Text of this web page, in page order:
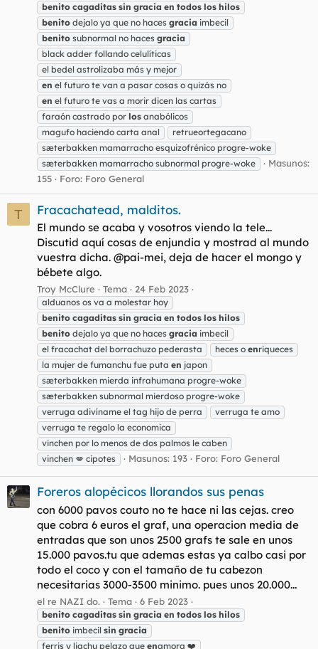
benito cagaditas sin gracia en todos los hilos
benito dejalo ya que no haces gracia imbecil
benito subnormal no haces gracia
black adder follando celulíticas
el bedel astrolizaba más y mejor
en el futuro te van a pasar cosas o quizás no
en el futuro te vas a morir dicen las cartas
faraón castrado por los anabólicos
magufo haciendo carta anal
retrueortegacano
sæterbakken mamarracho esquizofrénico progre-woke
sæterbakken mamarracho subnormal progre-woke
Masunos:
155
Foro: Foro General
T Fracachatead, malditos.
El mundo se acaba y vosotros viendo la tele...
Discutid aquí cosas de enjundia y mostrad al mundo
vuestra dicha. @pai-mei, deja de hacer el mongo y
bébete algo.
Troy McClure Tema 24 Feb 2023
alduanos os va a molestar hoy
benito cagaditas sin gracia en todos los hilos
benito dejalo ya que no haces gracia imbecil
el fracachat del borrachuzo pederasta
heces o enriqueces
la mujer de fumanchu fue puta en japon
sæterbakken mierda infrahumana progre-woke
sæterbakken subnormal mierdoso progre-woke
verruga adivíname el tag hijo de perra
verruga te amo
verruga te regalo la economica
vinchen por lo menos de dos palmos le caben
vinchen 💋 cipotes
Masunos: 193 Foro: Foro General
Foreros alopécicos llorandos sus penas
con 6000 pavos couto no te hace ni las cejas. creo
que cobra 6 euros el graf, una operacion media de
entradas que son unos 2500 grafs te sale en unos
15.000 pavos.tu que ademas estas ya calbo casi por
todo el coco y con el tamaño de tu cabezon
necesitarias 3000-3500 minimo. pues unos 20.000...
el re NAZI do. Tema 6 Feb 2023
benito cagaditas sin gracia en todos los hilos
benito imbecil sin gracia
ferris y liachu pelazo que enamora ❤️